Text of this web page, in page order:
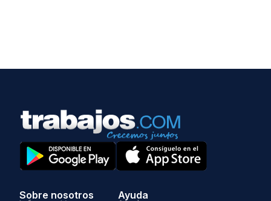
Sobre nosotros Ayuda